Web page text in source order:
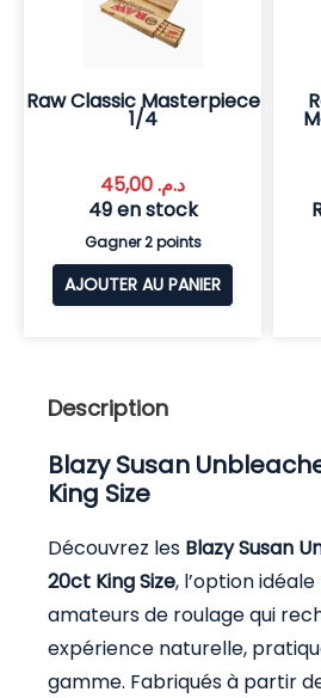
Raw Classic Masterpiece
1/4
د.م.
49 en stock
Gagner 2 points
AJOUTER AU PANIER
Description
Blazy Susan
King Size
Découvrez les Blazy Susan
20ct King Size, l’option
amateurs de roulage qui
expérience naturelle,
gamme. Fabriqués à partir